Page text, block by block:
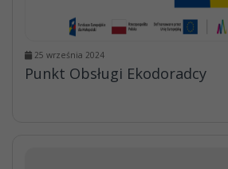
25 września 2024
Punkt Obsługi Ekodoradcy